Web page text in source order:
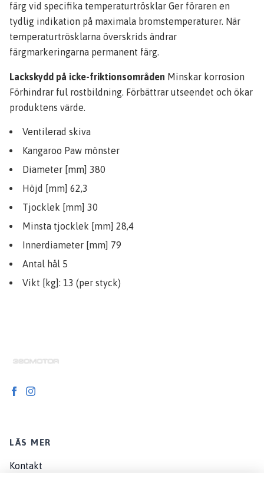
färg vid specifika temperaturtrösklar Ger föraren en
tydlig indikation på maximala bromstemperaturer. När
temperaturtrösklarna överskrids ändrar
färgmarkeringarna permanent färg.
Lackskydd på icke-friktionsområden Minskar korrosion
Förhindrar ful rostbildning. Förbättrar utseendet och ökar
produktens värde.
Ventilerad skiva
Kangaroo Paw mönster
Diameter [mm] 380
Höjd [mm] 62,3
Tjocklek [mm] 30
Minsta tjocklek [mm] 28,4
Innerdiameter [mm] 79
Antal hål 5
Vikt [kg]: 13 (per styck)
LÄS MER
Kontakt